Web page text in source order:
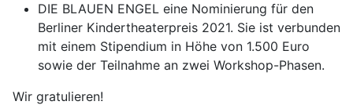
DIE BLAUEN ENGEL eine Nominierung für den
Berliner Kindertheaterpreis 2021. Sie ist verbunden
mit einem Stipendium in Höhe von 1.500 Euro
sowie der Teilnahme an zwei Workshop-Phasen.
Wir gratulieren!